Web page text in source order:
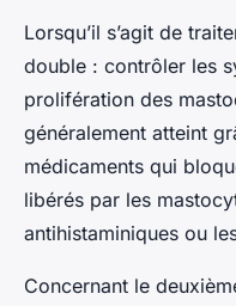
Lorsqu’il s’agit de
double : contrôler les
prolifération des
généralement atteint
médicaments qui
libérés par les
antihistaminiques ou
Concernant le